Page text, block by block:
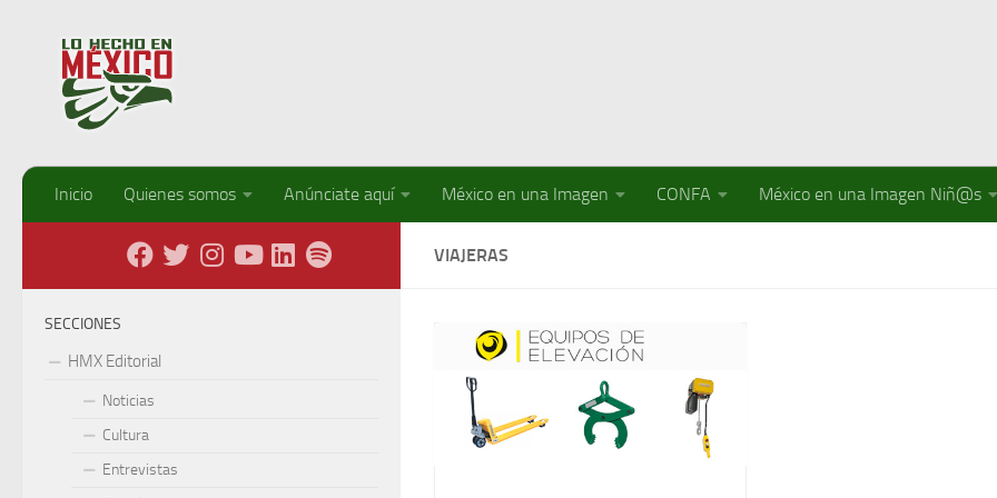
Inicio Quienes somos Anúnciate aquí México en una Imagen CONFA México en una Imagen Niñ@s
VIAJERAS
SECCIONES
HMX Editorial
Noticias
Cultura
Entrevistas